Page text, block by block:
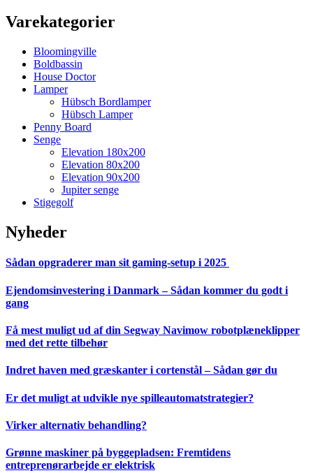
Varekategorier
Bloomingville
Boldbassin
House Doctor
Lamper
Hübsch Bordlamper
Hübsch Lamper
Penny Board
Senge
Elevation 180x200
Elevation 80x200
Elevation 90x200
Jupiter senge
Stigegolf
Nyheder
Sådan opgraderer man sit gaming-setup i 2025
Ejendomsinvestering i Danmark – Sådan kommer du godt i
gang
Få mest muligt ud af din Segway Navimow robotplæneklipper
med det rette tilbehør
Indret haven med græskanter i cortenstål – Sådan gør du
Er det muligt at udvikle nye spilleautomatstrategier?
Virker alternativ behandling?
Grønne maskiner på byggepladsen: Fremtidens
entreprenørarbejde er elektrisk